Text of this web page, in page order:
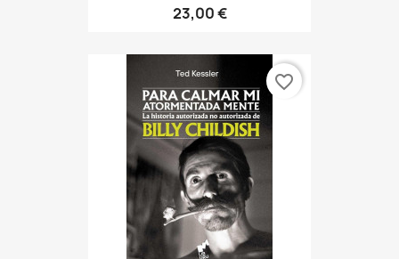
23,00 €
favorite_border